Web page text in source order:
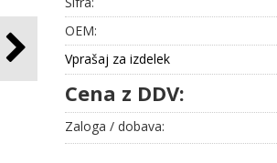
OEM:
Vprašaj za izdelek
Cena z DDV:
Zaloga / dobava: